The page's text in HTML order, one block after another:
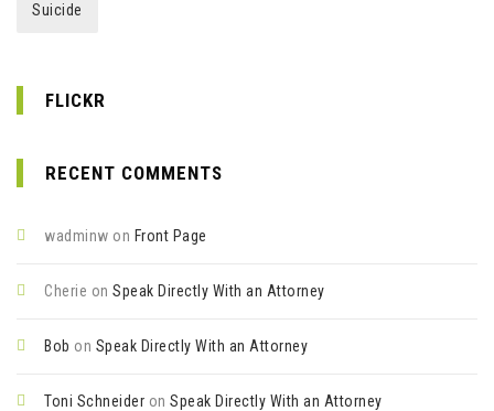
Suicide
FLICKR
RECENT COMMENTS
wadminw on Front Page
Cherie on Speak Directly With an Attorney
Bob on Speak Directly With an Attorney
Toni Schneider on Speak Directly With an Attorney